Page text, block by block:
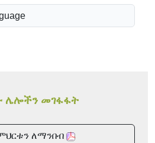
ሌሎችን መገፋፋት
ለማንበብ